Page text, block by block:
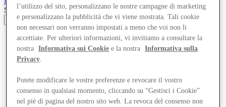
Search input
Negozi
l’utilizzo del sito, personalizzano le nostre campagne di marketing
e personalizzano la pubblicità che vi viene mostrata. Tali cookie
non necessari non verranno impostati a meno che voi non li
accettiate. Per ulteriori informazioni, vi invitiamo a consultare la
nostra
Informativa sui Cookie e la nostra
Informativa sulla
Privacy
Potete modificare le vostre preferenze e revocare il vostro
consenso in qualsiasi momento, cliccando su “Gestisci i Cookie”
nel piè di pagina del nostro sito web. La revoca del consenso non